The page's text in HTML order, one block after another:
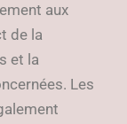
aux
de la
et la
Les